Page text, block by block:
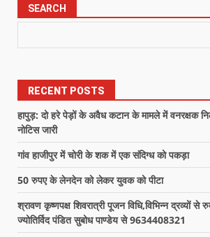
SEARCH
RECENT POSTS
हापुड़: दो हरे पेड़ों के अवैध कटान के मामले में वनरक्षक
नोटिस जारी
गांव हाजीपुर में चोरी के शक में एक संदिग्ध को पकड़ा
50 रुपए के लेनदेन को लेकर युवक को पीटा
श्रावण कृष्णपक्ष शिवरात्री पूजन विधि,विभिन्न द्रव्यों से
ज्योतिर्विद पंडित सुबोध पाण्डेय से 9634408321